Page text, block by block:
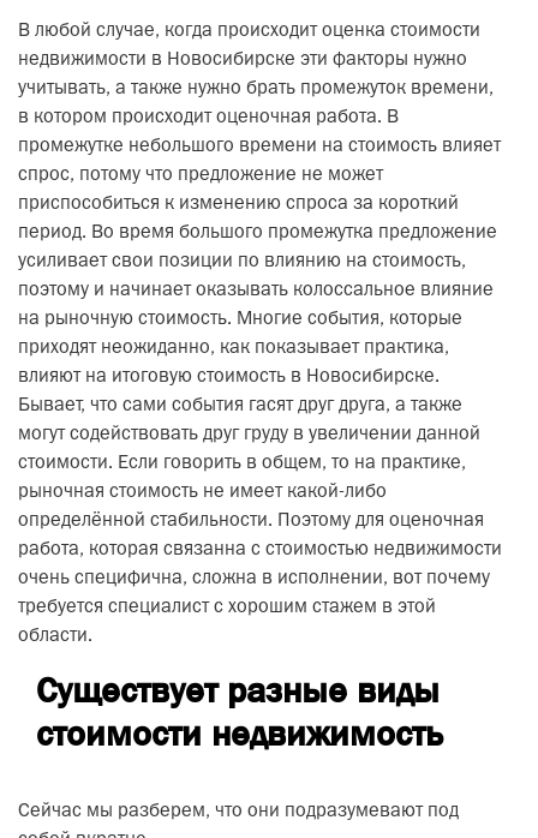
В любой случае, когда происходит оценка стоимости
недвижимости в Новосибирске эти факторы нужно
учитывать, а также нужно брать промежуток времени,
в котором происходит оценочная работа. В
промежутке небольшого времени на стоимость влияет
спрос, потому что предложение не может
приспособиться к изменению спроса за короткий
период. Во время большого промежутка предложение
усиливает свои позиции по влиянию на стоимость,
поэтому и начинает оказывать колоссальное влияние
на рыночную стоимость. Многие события, которые
приходят неожиданно, как показывает практика,
влияют на итоговую стоимость в Новосибирске.
Бывает, что сами события гасят друг друга, а также
могут содействовать друг груду в увеличении данной
стоимости. Если говорить в общем, то на практике,
рыночная стоимость не имеет какой-либо
определённой стабильности. Поэтому для оценочная
работа, которая связанна с стоимостью недвижимости
очень специфична, сложна в исполнении, вот почему
требуется специалист с хорошим стажем в этой
области.
Существует разные виды
стоимости недвижимость
Сейчас мы разберем, что они подразумевают под